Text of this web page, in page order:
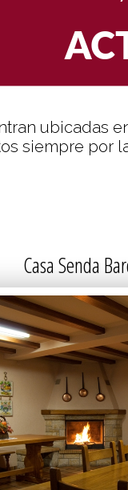
ubicadas
siempre por
Casa Senda